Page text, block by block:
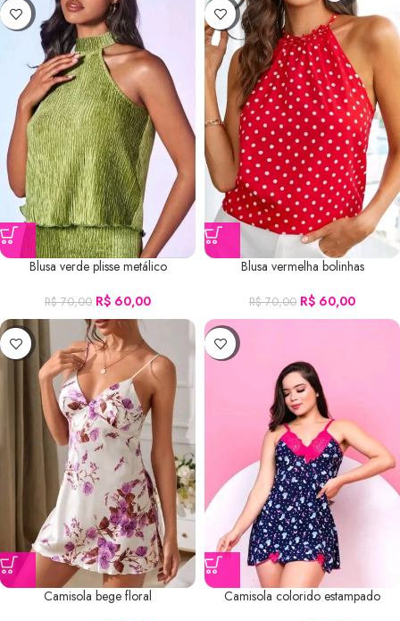
-14%
Blusa verde plisse metálico
R$70,00 R$ 60,00
-14%
Blusa vermelha bolinhas
R$70,00 R$ 60,00
-7%
Camisola bege floral
-14%
Camisola colorido estampado